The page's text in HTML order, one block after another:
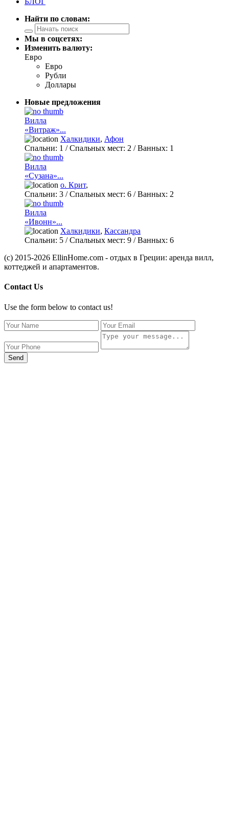
Найти по словам:
Мы в соцсетях:
Изменить валюту:
Евро
Евро
Рубли
Доллары
Новые предложения
Вилла
«Витраж»...
Халкидики, Афон
Спальни: 1 / Спальных мест: 2 /Ванных: 1
Вилла
«Сузана»...
о. Крит,
Спальни: 3 / Спальных мест: 6 /Ванных: 2
Вилла
«Ивонн»...
Халкидики, Кассандра
Спальни: 5 / Спальных мест: 9 /Ванных: 6
(c) 2015-2026 EllinHome.com - отдых в Греции: аренда вилл,
коттеджей и апартаментов.
Contact Us
Use the form below to contact us!
Send